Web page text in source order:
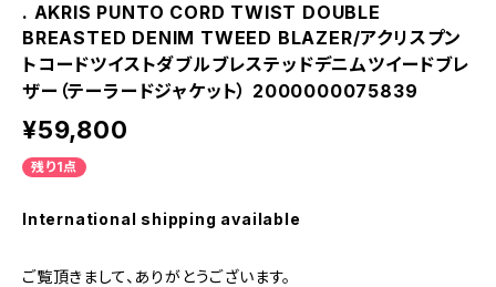
. AKRIS PUNTO CORD TWIST DOUBLE
BREASTED DENIM TWEED BLAZER/アクリスプン
トコードツイストダブルブレステッドデニムツイードブレ
ザー（テーラードジャケット） 2000000075839
¥59,800
残り1点
International shipping available
ご覧頂きまして、ありがとうございます。